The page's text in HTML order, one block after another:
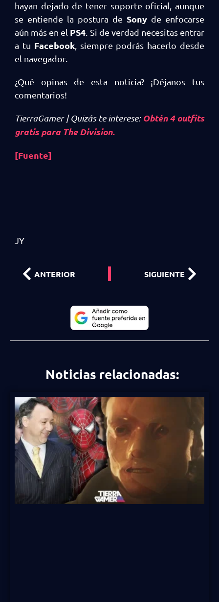
hayan dejado de tener soporte oficial, aunque
se entiende la postura de Sony de enfocarse
aún más en el PS4 . Si de verdad necesitas entrar
a tu Facebook, siempre podrás hacerlo desde
el navegador.
¿Qué opinas de esta noticia? ¡Déjanos tus
comentarios!
TierraGamer | Quizás te interese: Obtén 4 outfits
gratis para The Division.
[Fuente]
JY
ANTERIOR SIGUIENTE
Noticias relacionadas: